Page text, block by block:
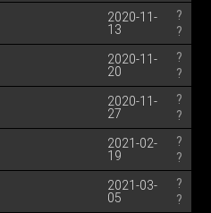
2020-11-
13
?
?
2020-11-
20
?
?
2020-11-
27
?
?
2021-02-
19
?
?
2021-03-
05
?
?